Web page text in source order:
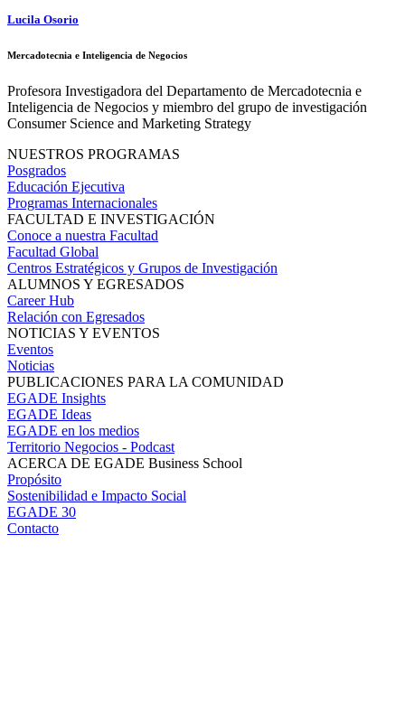
Lucila Osorio
Mercadotecnia e Inteligencia de Negocios
Profesora Investigadora del Departamento de Mercadotecnia e
Inteligencia de Negocios y miembro del grupo de investigación
Consumer Science and Marketing Strategy
NUESTROS PROGRAMAS
Posgrados
Educación Ejecutiva
Programas Internacionales
FACULTAD E INVESTIGACIÓN
Conoce a nuestra Facultad
Facultad Global
Centros Estratégicos y Grupos de Investigación
ALUMNOS Y EGRESADOS
Career Hub
Relación con Egresados
NOTICIAS Y EVENTOS
Eventos
Noticias
PUBLICACIONES PARA LA COMUNIDAD
EGADE Insights
EGADE Ideas
EGADE en los medios
Territorio Negocios - Podcast
ACERCA DE EGADE Business School
Propósito
Sostenibilidad e Impacto Social
EGADE 30
Contacto